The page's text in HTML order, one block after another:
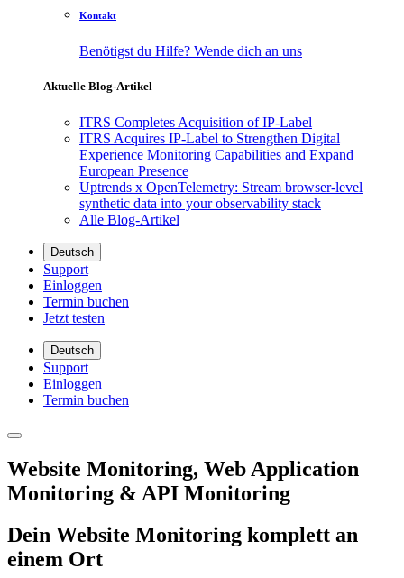
Kontakt
Benötigst du Hilfe? Wende dich an uns
Aktuelle Blog-Artikel
ITRS Completes Acquisition of IP-Label
ITRS Acquires IP-Label to Strengthen Digital
Experience Monitoring Capabilities and Expand
European Presence
Uptrends x OpenTelemetry: Stream browser-level
synthetic data into your observability stack
Alle Blog-Artikel
Deutsch
Support
Einloggen
Termin buchen
Jetzt testen
Deutsch
Support
Einloggen
Termin buchen
Website Monitoring, Web Application
Monitoring & API Monitoring
Dein Website Monitoring komplett an
einem Ort